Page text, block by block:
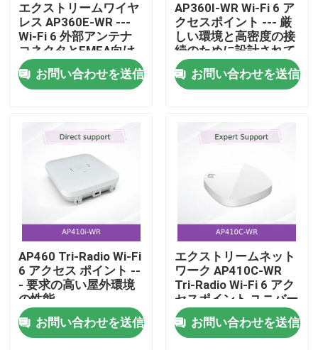
ホーム
私たちについて
工場見学
エクストリームワイヤ
レス AP360E-WR ---
Wi-Fi 6 外部アンテナ
コネクタとEMEA向け
フルタイムセキュリテ
ィセンサー付きの屋外
アクセスポイント
お問い合わせを送信
AP360I-WR Wi-Fi 6 ア
クセスポイント --- 厳
しい環境と高密度の接
続のために設計されて
います
お問い合わせを送信
AP460 Tri-Radio Wi-Fi
6 アクセス ポイント --
- 要求の高い屋外環境
の性能
お問い合わせを送信
エクストリームネット
ワーク AP410C-WR
Tri-Radio Wi-Fi 6 アク
セスポイント ユニバー
サルOSプラットフォ
ーム 高密度セキュリテ
ィセンサー
お問い合わせを送信